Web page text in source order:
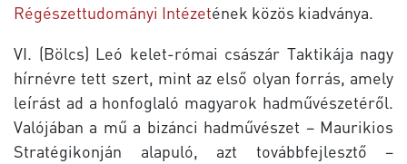
Régészettudományi Intézetének közös kiadványa.
VI. (Bölcs) Leó kelet-római császár Taktikája nagy
hírnévre tett szert, mint az első olyan forrás, amely
leírást ad a honfoglaló magyarok hadművészetéről.
Valójában a mű a bizánci hadművészet – Maurikios
Stratégikonján alapuló, azt továbbfejlesztő –